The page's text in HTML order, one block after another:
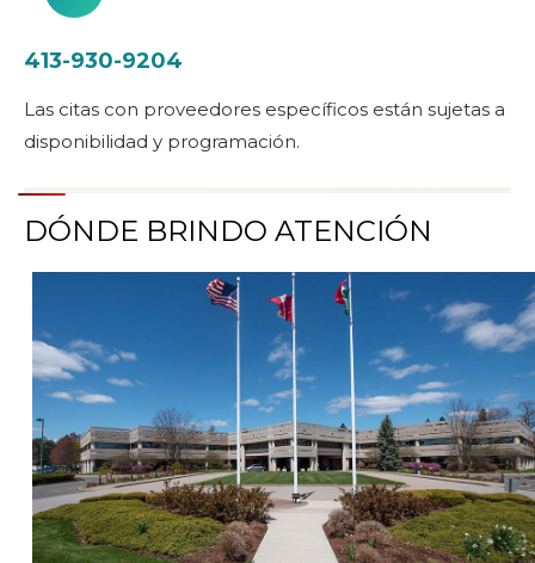
413-930-9204
Las citas con proveedores específicos están sujetas a
disponibilidad y programación.
DÓNDE BRINDO ATENCIÓN